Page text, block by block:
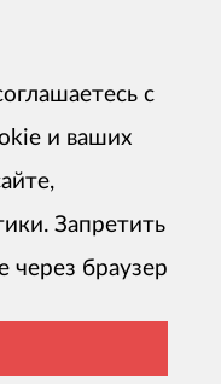
с
и ваших
Запретить
через браузер